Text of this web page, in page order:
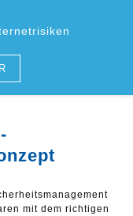
mit dem richtigen